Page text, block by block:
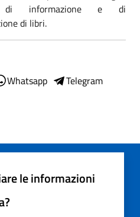
di informazione e di
di libri.
Whatsapp
Telegram
le informazioni